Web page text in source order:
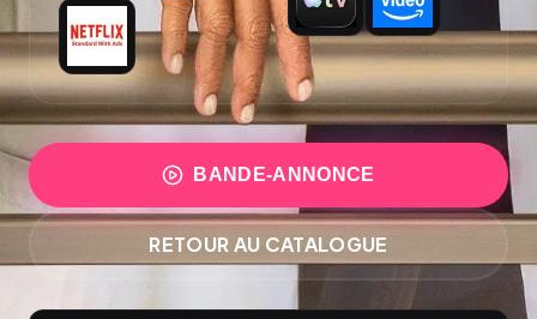
BANDE-ANNONCE
RETOUR AU CATALOGUE